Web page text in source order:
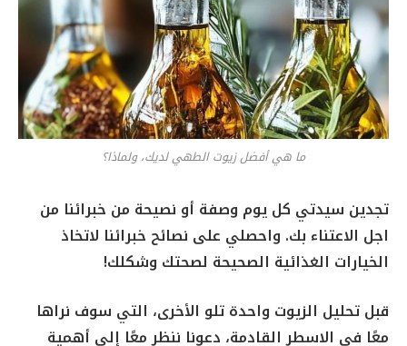
ما هي أفضل زيوت الطهي لديك، ولماذا؟
تجدين سيدتي كل يوم وصفة أو نصيحة من خبرائنا من
اجل الاعتناء بك. واحصلي على نصائح خبرائنا لاتخاذ
الخيارات الغذائية الصحيحة لصحتك وشكلك!
قبل تحليل الزيوت واحدة تلو الأخرى، التي سوف نراها
معًا في الاسطر القادمة، دعونا ننظر معًا إلى أهمية